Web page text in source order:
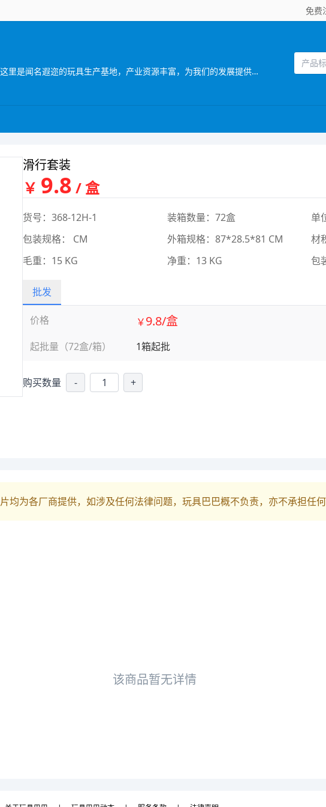
免费
[主营]：鸿锐玩具厂位于广东省汕头市澄海区莲下李厝宫工业区，这里是闻名遐迩的玩具生产基地，产业资源丰富，为我们的发展提供了得天独厚的条件。 鸿锐玩具厂是一家专注于玩具制造领域的企业，拥有多年的生产经验。我们始终秉持着专业、创新、品质至上的理念，致力于为全球消费者带来高品质、富有乐趣的玩具产品。 本厂主营滑行车、回力玩具、弹射玩具、滑行玩具以及惯性玩具等多种类型的玩具。在产品研发与生产过程中，我们投入大量精力，不断创新设计，确保每一款玩具都能兼具趣味性与安全性。凭借先进的生产设备和精湛的工艺技术，我们严格把控产品质量，从原材料采购到成品出厂，每一个环节都经过严格检测，力求为客户提供最优质的玩具。 多年来，鸿锐玩具厂的产品畅销国内外市场，深受广大客户的信赖与好评。我们将继续坚持以客户需求为导向，不断提升产品品质和服务水平，努力打造成为玩具行业的领军企业，与各界合作伙伴携手共创美好未来。
滑行套装
￥ 9.8 / 盒
货号：368-12H-1 装箱数量：72盒
单
包装规格： CM
外箱规格：87*28.5*81 CM
材
毛重：15 KG
净重：13 KG 包
批发
价格
起批量（72盒/箱）
￥9.8/盒
1箱起批
购买数量 - +
均为各厂商提供，如涉及任何法律问题，玩具巴巴概不负责，亦不承担任何
该商品暂无详情